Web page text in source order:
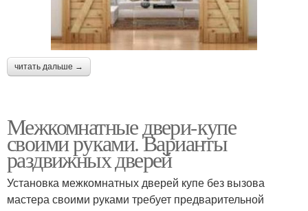
читать дальше →
Межкомнатные двери-купе
своими руками. Варианты
раздвижных дверей
Установка межкомнатных дверей купе без вызова
мастера своими руками требует предварительной